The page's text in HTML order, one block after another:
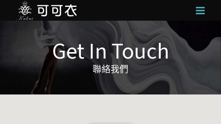
Get In Touch
聯絡我們